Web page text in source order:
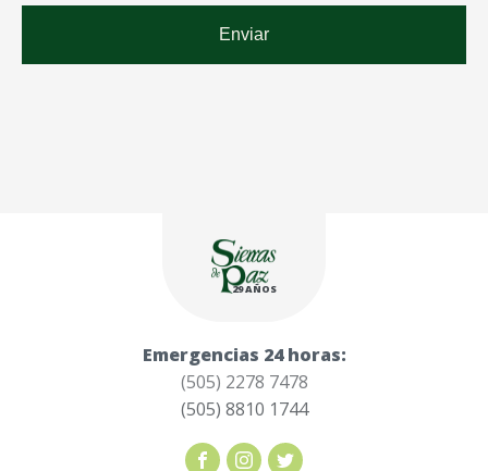
29 AÑOS
Emergencias 24 horas:
(505) 2278 7478
(505) 8810 1744